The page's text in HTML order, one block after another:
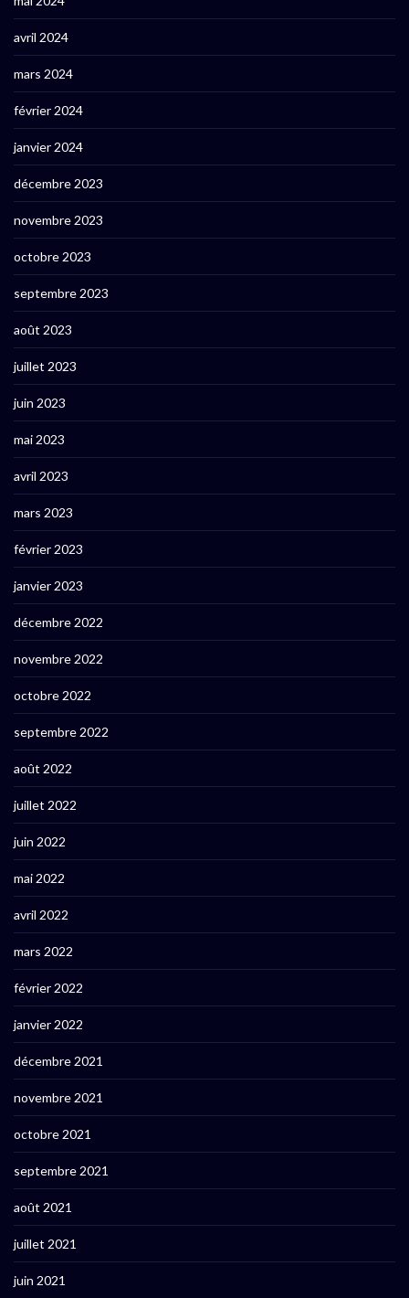
avril 2024
mars 2024
février 2024
janvier 2024
décembre 2023
novembre 2023
octobre 2023
septembre 2023
août 2023
juillet 2023
juin 2023
mai 2023
avril 2023
mars 2023
février 2023
janvier 2023
décembre 2022
novembre 2022
octobre 2022
septembre 2022
août 2022
juillet 2022
juin 2022
mai 2022
avril 2022
mars 2022
février 2022
janvier 2022
décembre 2021
novembre 2021
octobre 2021
septembre 2021
août 2021
juillet 2021
juin 2021